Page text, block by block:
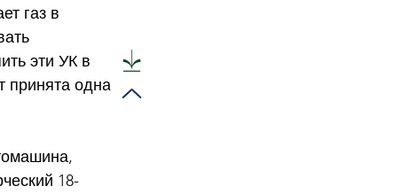
газ в
эти УК в
принята одна
18-